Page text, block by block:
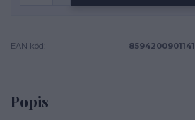
EAN kód: 8594200901141
Popis